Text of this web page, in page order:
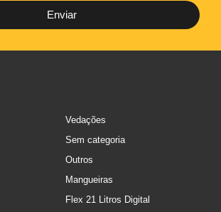
Enviar
Vedações
Sem categoria
Outros
Mangueiras
Flex 21 Litros Digital